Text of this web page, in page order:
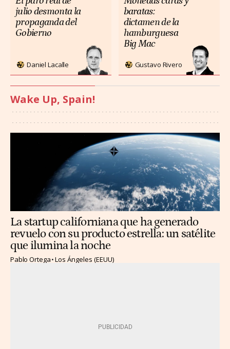
julio desmonta la
propaganda del
Gobierno
Daniel Lacalle
baratas:
dictamen de la
hamburguesa
Big Mac
Gustavo Rivero
Wake Up, Spain!
La startup californiana que ha generado
revuelo con su producto estrella: un satélite
que ilumina la noche
Pablo Ortega Los Ángeles (EEUU)